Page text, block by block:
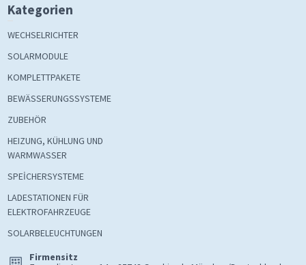
Kategorien
WECHSELRICHTER
SOLARMODULE
KOMPLETTPAKETE
BEWÄSSERUNGSSYSTEME
ZUBEHÖR
HEIZUNG, KÜHLUNG UND
WARMWASSER
SPEİCHERSYSTEME
LADESTATIONEN FÜR
ELEKTROFAHRZEUGE
SOLARBELEUCHTUNGEN
Firmensitz